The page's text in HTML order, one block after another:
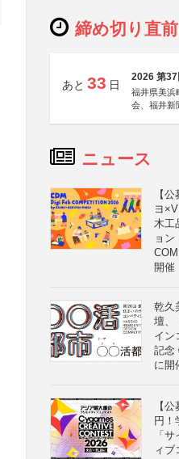
締め切り直
あと 33 日
2026 第
福井県美浜
会、福井新
ニュース
【
ヨ
木工
ョン
開催
乾久
壇、
イン
記念
に開
【
円！
「
ィブ